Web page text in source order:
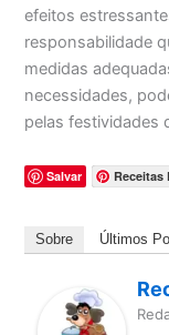
efeitos
responsabilidade
medidas
necessidades,
pelas festividades
Salvar Receitas
Sobre Últimos